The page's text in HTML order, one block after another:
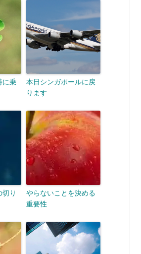
に乗
本日シンガポールに戻
ります
り
やらないことを決める
重要性